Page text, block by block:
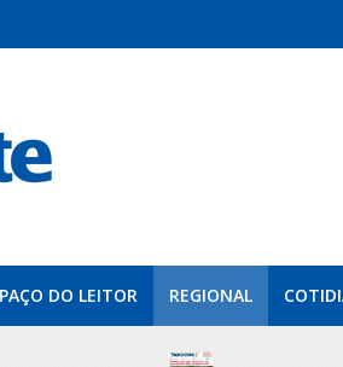
DO LEITOR REGIONAL